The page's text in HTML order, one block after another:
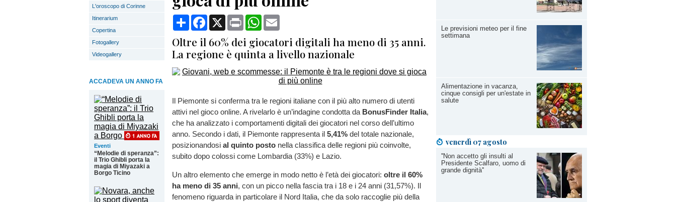
Le previsioni meteo per il fine
settimana
Alimentazione in vacanza,
cinque consigli per un'estate in
salute
venerdì 07 agosto
''Non accetto gli insulti al
Presidente Scalfaro, uomo di
grande dignità''
L'oroscopo di Corinne
Itinerarium
Copertina
Fotogallery
Videogallery
ACCADEVA UN ANNO FA
Eventi
“Melodie di speranza”:
il Trio Ghibli porta la
magia di Miyazaki a
Borgo Ticino
CondividiFacebook
X Print WhatsApp
Oltre il 60% dei giocatori digitali ha meno di 35 anni.
La regione è quinta a livello nazionale
Il Piemonte si conferma tra le regioni italiane con il più alto numero di utenti
attivi nel gioco online. A rivelarlo è un’indagine condotta da BonusFinder Italia,
che ha analizzato i comportamenti digitali dei giocatori nel corso dell’ultimo
anno. Secondo i dati, il Piemonte rappresenta il 5,41% del totale nazionale,
posizionandosi al quinto posto nella classifica delle regioni più coinvolte,
subito dopo colossi come Lombardia (33%) e Lazio.
Un altro elemento che emerge in modo netto è l’età dei giocatori: oltre il 60%
ha meno di 35 anni, con un picco nella fascia tra i 18 e i 24 anni (31,57%). Il
fenomeno riguarda in particolare il Nord Italia, che da solo raccoglie più della